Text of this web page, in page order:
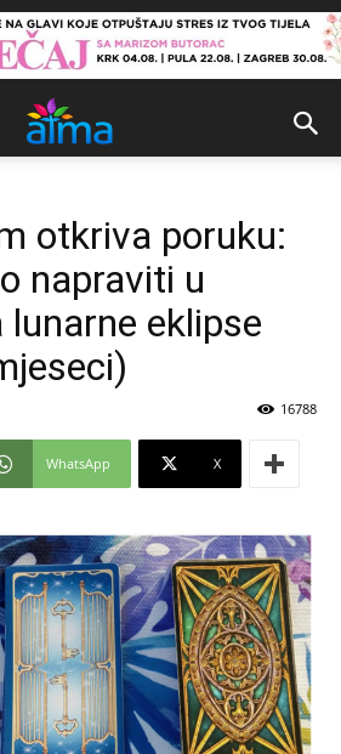
otkriva poruku:
napraviti u
lunarne eklipse
16788
WhatsApp X